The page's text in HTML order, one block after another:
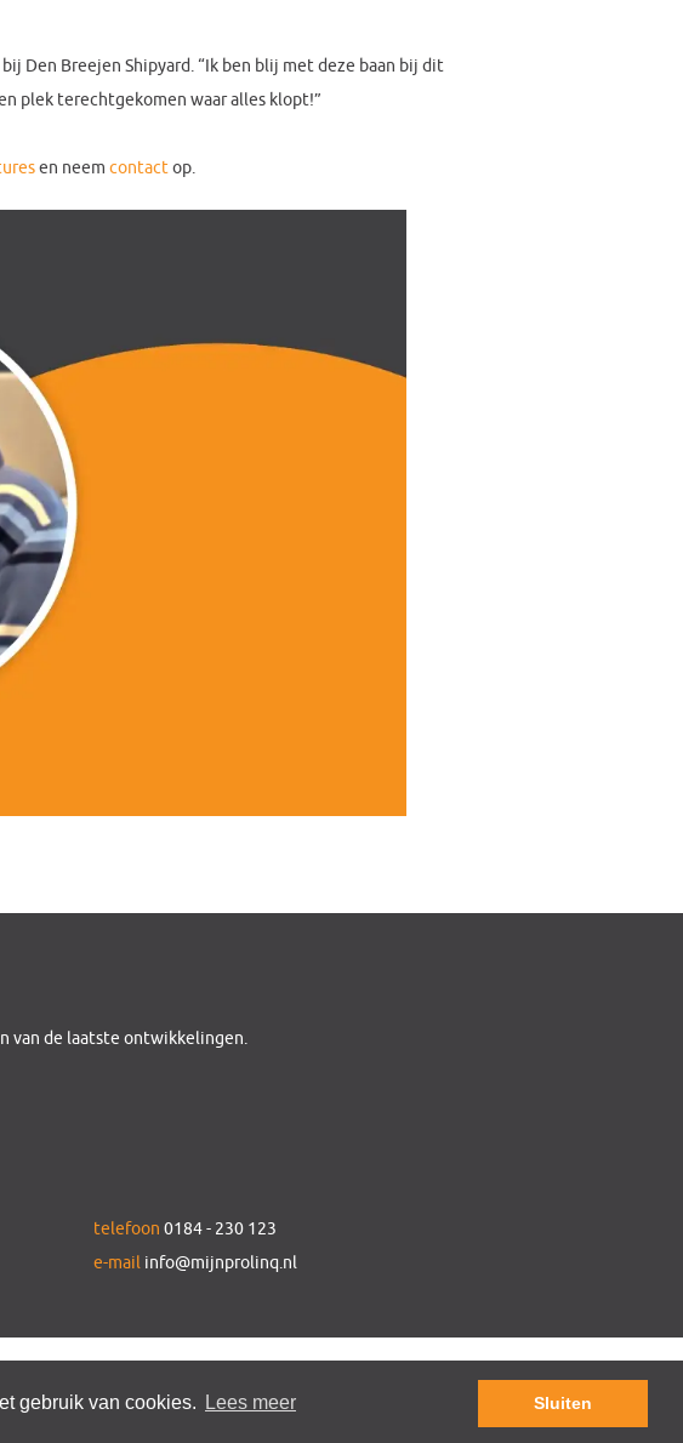
gebruik van cookies. Lees meer Sluiten
Den Breejen Shipyard. “Ik ben blij met deze baan bij dit
plek terechtgekomen waar alles klopt!”
en neem contactop.
van de laatste ontwikkelingen.
telefoon 0184 - 230 123
e-mail info@mijnprolinq.nl
Privacy Statement